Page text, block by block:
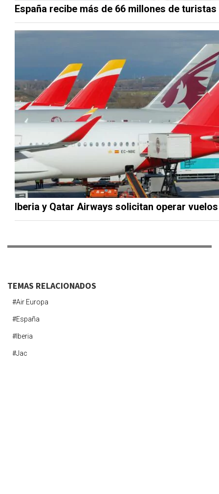
España recibe más de 66 millones de
Iberia y Qatar Airways solicitan operar
TEMAS RELACIONADOS
#air Europa
#españa
#iberia
#jac